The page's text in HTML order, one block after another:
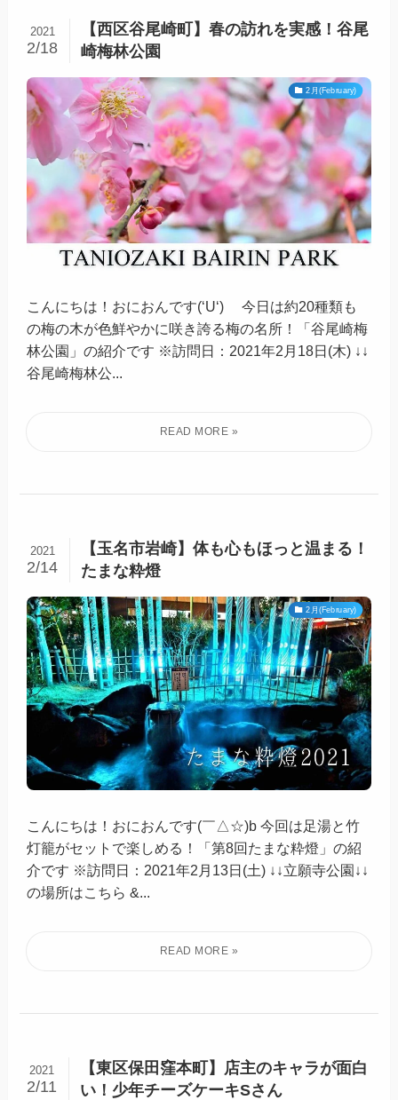
【西区谷尾崎町】春の訪れを実感！谷尾
崎梅林公園
2021
2/18
2月(February)
こんにちは！おにおんです(‘U‘)ゞ 今日は約20種類も
の梅の木が色鮮やかに咲き誇る梅の名所！「谷尾崎梅
林公園」の紹介です ※訪問日：2021年2月18日(木) ↓↓
谷尾崎梅林公...
【玉名市岩崎】体も心もほっと温まる！
たまな粋燈
2021
2/14
2月(February)
こんにちは！おにおんです(￣△☆)b 今回は足湯と竹
灯籠がセットで楽しめる！「第8回たまな粋燈」の紹
介です ※訪問日：2021年2月13日(土) ↓↓立願寺公園↓↓
の場所はこちら &...
【東区保田窪本町】​店主のキャラが面白
い！少年チーズケーキSさん
2021
2/11